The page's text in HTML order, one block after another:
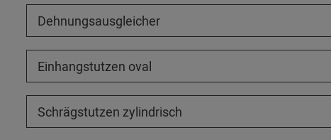
Dehnungsausgleicher
Einhangstutzen oval
Schrägstutzen zylindrisch